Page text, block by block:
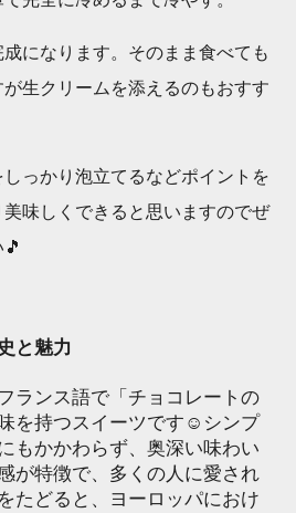
になります。そのまま食べても
生クリームを添えるのもおすす
っかり泡立てるなどポイントを
味しくできると思いますのでぜ
と魅力
ランス語で「チョコレートの
を持つスイーツです☺️シンプ
もかかわらず、奥深い味わい
が特徴で、多くの人に愛され
たどると、ヨーロッパにおけ